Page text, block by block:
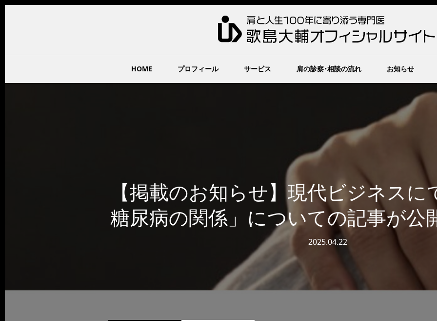
HOME プロフィール サービス 肩の診察・相談の流れ お知らせ
【掲載のお知らせ】現代ビジネスに
糖尿病の関係」についての記事が公
2025.04.22